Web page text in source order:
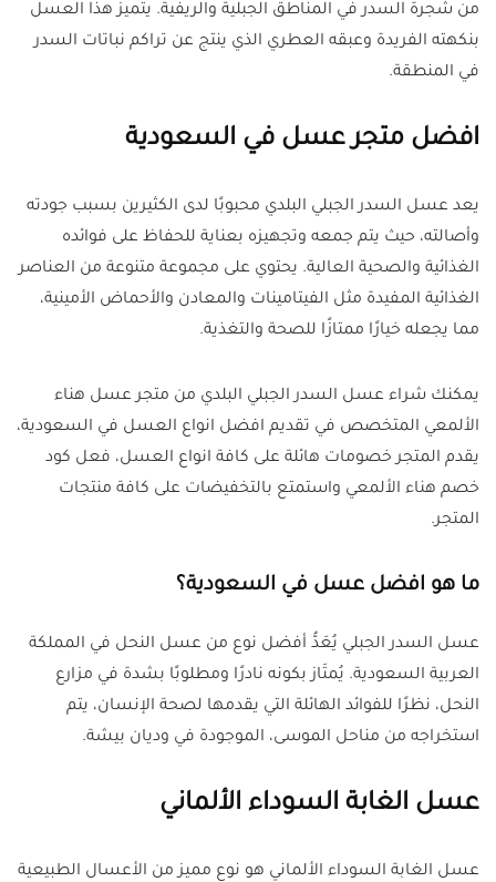
من شجرة السدر في المناطق الجبلية والريفية. يتميز هذا العسل
بنكهته الفريدة وعبقه العطري الذي ينتج عن تراكم نباتات السدر
في المنطقة.
افضل متجر عسل في السعودية
يعد عسل السدر الجبلي البلدي محبوبًا لدى الكثيرين بسبب جودته
وأصالته، حيث يتم جمعه وتجهيزه بعناية للحفاظ على فوائده
الغذائية والصحية العالية. يحتوي على مجموعة متنوعة من العناصر
الغذائية المفيدة مثل الفيتامينات والمعادن والأحماض الأمينية،
مما يجعله خيارًا ممتازًا للصحة والتغذية.
يمكنك شراء عسل السدر الجبلي البلدي من متجر عسل هناء
الألمعي المتخصص في تقديم افضل انواع العسل في السعودية،
يقدم المتجر خصومات هائلة على كافة انواع العسل، فعل كود
خصم هناء الألمعي واستمتع بالتخفيضات على كافة منتجات
المتجر.
ما هو افضل عسل في السعودية؟
عسل السدر الجبلي يُعَدُّ أفضل نوع من عسل النحل في المملكة
العربية السعودية. يُمتَاز بكونه نادرًا ومطلوبًا بشدة في مزارع
النحل، نظرًا للفوائد الهائلة التي يقدمها لصحة الإنسان، يتم
استخراجه من مناحل الموسى، الموجودة في وديان بيشة.
عسل الغابة السوداء الألماني
عسل الغابة السوداء الألماني هو نوع مميز من الأعسال الطبيعية